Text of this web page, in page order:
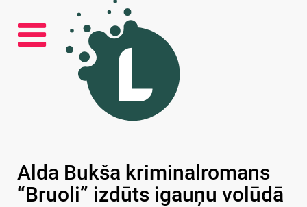
Alda Bukša kriminalromans
“Bruoli” izdūts igauņu volūdā